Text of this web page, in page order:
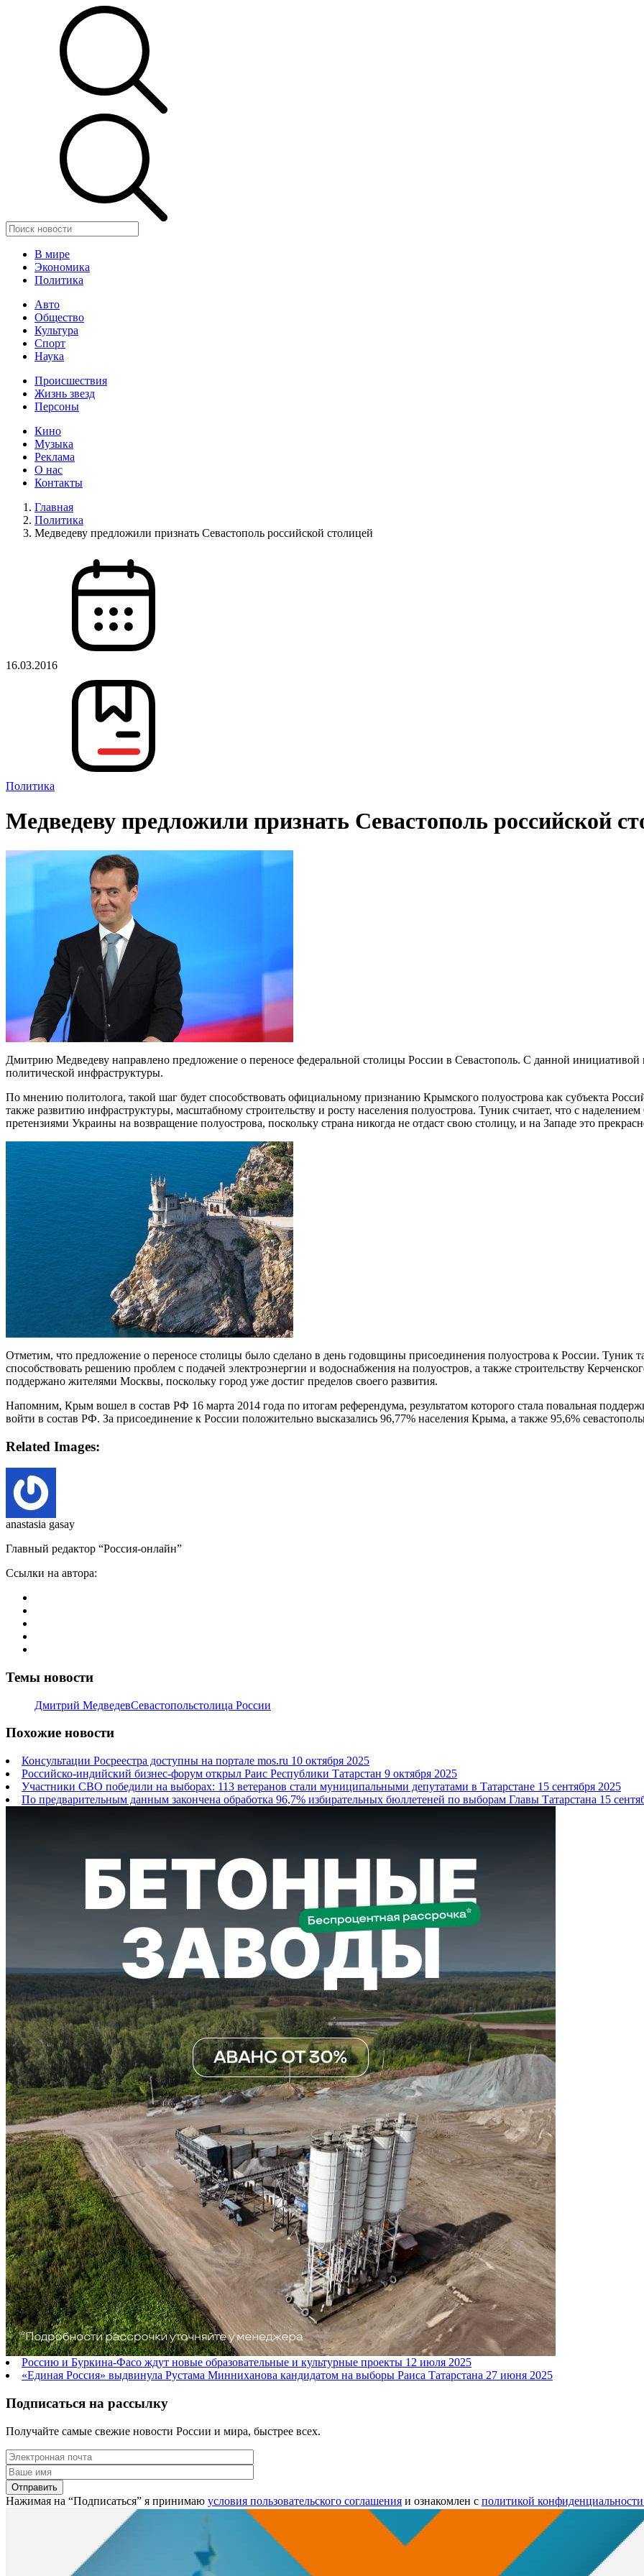
В мире
Экономика
Политика
Авто
Общество
Культура
Спорт
Наука
Происшествия
Жизнь звезд
Персоны
Кино
Музыка
Реклама
О нас
Контакты
Главная
Политика
Медведеву предложили признать Севастополь российской столицей
16.03.2016
Политика
Медведеву предложили признать Севастополь российской
Дмитрию Медведеву направлено предложение о переносе федеральной столицы России в Севастополь. С данной инициативой
политической инфраструктуры.
По мнению политолога, такой шаг будет способствовать официальному признанию Крымского полуострова как субъекта
также развитию инфраструктуры, масштабному строительству и росту населения полуострова. Туник считает, что с
претензиями Украины на возвращение полуострова, поскольку страна никогда не отдаст свою столицу, и на Западе это
Отметим, что предложение о переносе столицы было сделано в день годовщины присоединения полуострова к России. Туник
способствовать решению проблем с подачей электроэнергии и водоснабжения на полуостров, а также строительству
поддержано жителями Москвы, поскольку город уже достиг пределов своего развития.
Напомним, Крым вошел в состав РФ 16 марта 2014 года по итогам референдума, результатом которого стала повальная
войти в состав РФ. За присоединение к России положительно высказались 96,77% населения Крыма, а также 95,6%
Related Images:
anastasia gasay
Главный редактор “Россия-онлайн”
Ссылки на автора:
Темы новости
Дмитрий МедведевСевастопольстолица России
Похожие новости
Консультации Росреестра доступны на портале mos.ru 10 октября 2025
Российско-индийский бизнес-форум открыл Раис Республики Татарстан 9 октября 2025
Участники СВО победили на выборах: 113 ветеранов стали муниципальными депутатами в Татарстане 15 сентября 2025
По предварительным данным закончена обработка 96,7% избирательных бюллетеней по выборам Главы Татарстана 15
Россию и Буркина-Фасо ждут новые образовательные и культурные проекты 12 июля 2025
«Единая Россия» выдвинула Рустама Минниханова кандидатом на выборы Раиса Татарстана 27 июня 2025
Подписаться на рассылку
Получайте самые свежие новости России и мира, быстрее всех.
Нажимая на “Подписаться” я принимаю условия пользовательского соглашения и ознакомлен с политикой конфиденциальности